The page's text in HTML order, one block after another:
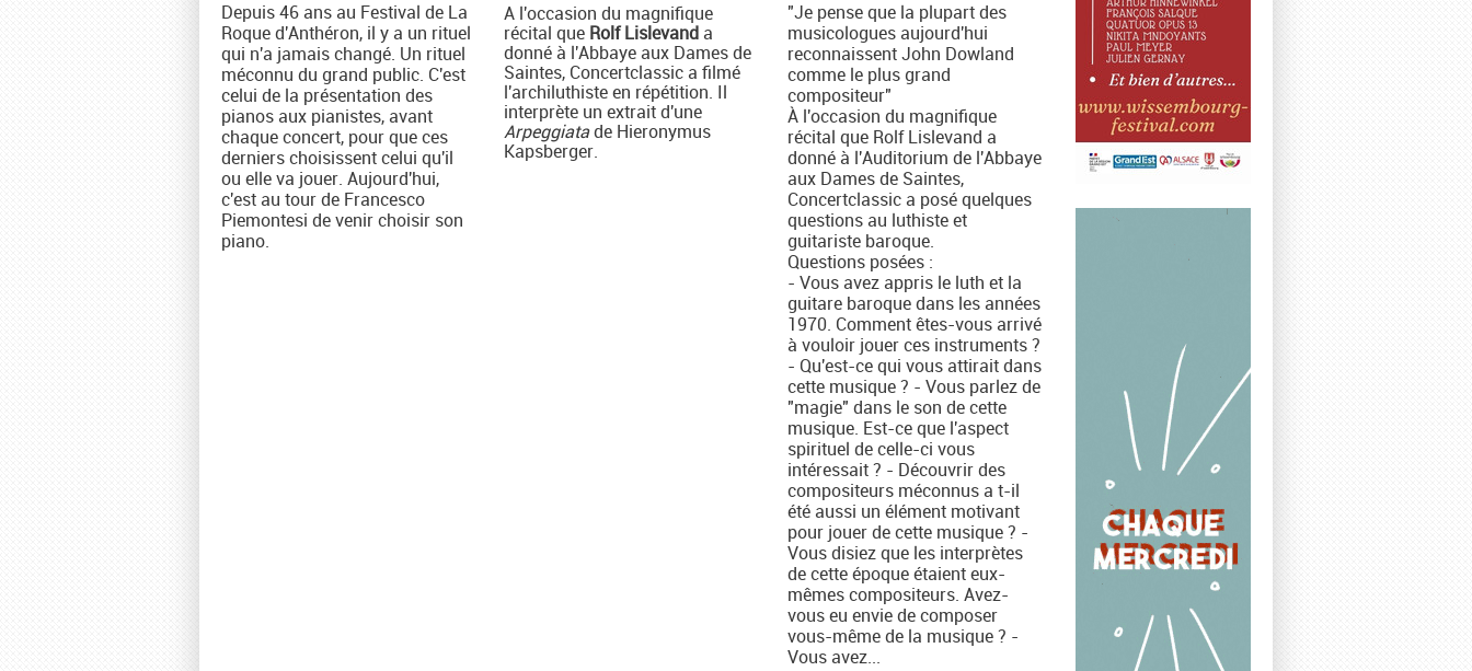
Depuis 46 ans au Festival de La
Roque d'Anthéron, il y a un rituel
qui n'a jamais changé. Un rituel
méconnu du grand public. C'est
celui de la présentation des
pianos aux pianistes, avant
chaque concert, pour que ces
derniers choisissent celui qu'il
ou elle va jouer. Aujourd'hui,
c'est au tour de Francesco
Piemontesi de venir choisir son
piano.
A l'occasion du magnifique
récital que Rolf Lislevanda
donné à l'Abbaye aux Dames de
Saintes, Concertclassic a filmé
l'archiluthiste en répétition. Il
interprète un extrait d'une
Arpeggiatade Hieronymus
Kapsberger.
"Je pense que la plupart des
musicologues aujourd'hui
reconnaissent John Dowland
comme le plus grand
compositeur"
À l'occasion du magnifique
récital que Rolf Lislevand a
donné à l'Auditorium de l'Abbaye
aux Dames de Saintes,
Concertclassic a posé quelques
questions au luthiste et
guitariste baroque.
Questions posées :
- Vous avez appris le luth et la
guitare baroque dans les années
1970. Comment êtes-vous arrivé
à vouloir jouer ces instruments ?
- Qu'est-ce qui vous attirait dans
cette musique ? - Vous parlez de
"magie" dans le son de cette
musique. Est-ce que l'aspect
spirituel de celle-ci vous
intéressait ? - Découvrir des
compositeurs méconnus a t-il
été aussi un élément motivant
pour jouer de cette musique ? -
Vous disiez que les interprètes
de cette époque étaient eux-
mêmes compositeurs. Avez-
vous eu envie de composer
vous-même de la musique ? -
Vous avez...